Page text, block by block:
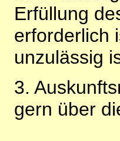
Erfüllung
erforderlich
unzulässig
3.
gern über